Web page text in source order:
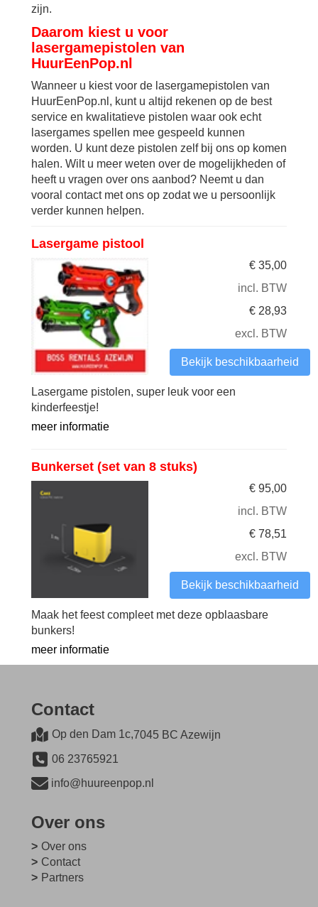
zijn.
Daarom kiest u voor
lasergamepistolen van
HuurEenPop.nl
Wanneer u kiest voor de lasergamepistolen van
HuurEenPop.nl, kunt u altijd rekenen op de best
service en kwalitatieve pistolen waar ook echt
lasergames spellen mee gespeeld kunnen
worden. U kunt deze pistolen zelf bij ons op komen
halen. Wilt u meer weten over de mogelijkheden of
heeft u vragen over ons aanbod? Neemt u dan
vooral contact met ons op zodat we u persoonlijk
verder kunnen helpen.
Lasergame pistool
€ 35,00
incl. BTW
€ 28,93
excl. BTW
Bekijk beschikbaarheid
Lasergame pistolen, super leuk voor een
kinderfeestje!
meer informatie
Bunkerset (set van 8 stuks)
€ 95,00
incl. BTW
€ 78,51
excl. BTW
Bekijk beschikbaarheid
Maak het feest compleet met deze opblaasbare
bunkers!
meer informatie
Contact
Op den Dam 1c,7045 BC Azewijn
06 23765921
info@huureenpop.nl
Over ons
Over ons
Contact
Partners